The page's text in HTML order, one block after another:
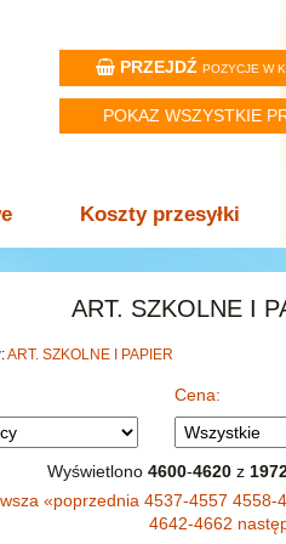
PRZEJDŹ POZYCJE W
POKAZ WSZYSTKIE
Koszty przesyłki
ART. SZKOLNE I
ART. SZKOLNE I PAPIER
Cena:
Wyświetlono 4600-4620z
«poprzednia 4537-4557 4558-
4642-4662